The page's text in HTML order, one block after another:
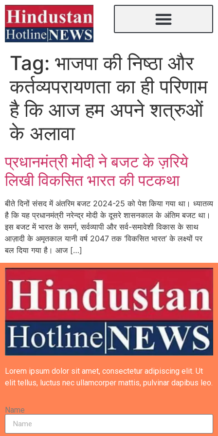
Tag: भाजपा की निष्ठा और
कर्तव्यपरायणता का ही परिणाम
है कि आज हम अपने शत्रुओं
के अलावा
प्रधानमंत्री मोदी ने बजट के ज़रिये
लिखी विकसित भारत की पटकथा
बीते दिनों संसद में अंतरिम बजट 2024-25 को पेश किया गया था। ध्यातव्य
है कि यह प्रधानमंत्री नरेन्द्र मोदी के दूसरे शासनकाल के अंतिम बजट था।
इस बजट में भारत के समर्ग, सर्वव्यापी और सर्व-समावेशी विकास के साथ
आज़ादी के अमृतकाल यानी वर्ष 2047 तक ‘विकसित भारत’ के लक्ष्यों पर
बल दिया गया है। आज […]
Lorem ipsum dolor sit amet, consectetur adipiscing elit. Ut
elit tellus, luctus nec ullamcorper mattis, pulvinar dapibus leo.
Name